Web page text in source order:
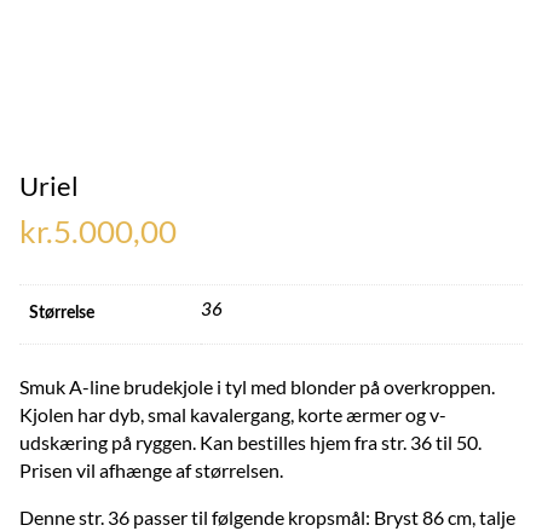
Uriel
kr.5.000,00
Størrelse 36
Smuk A-line brudekjole i tyl med blonder på overkroppen.
Kjolen har dyb, smal kavalergang, korte ærmer og v-
udskæring på ryggen. Kan bestilles hjem fra str. 36 til 50.
Prisen vil afhænge af størrelsen.
Denne str. 36 passer til følgende kropsmål: Bryst 86 cm, talje